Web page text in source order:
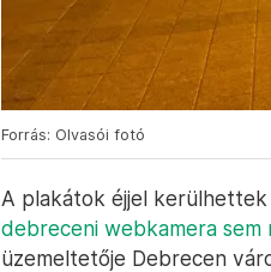
Forrás: Olvasói fotó
A plakátok éjjel
debreceni webkamera
üzemeltetője Debrecen